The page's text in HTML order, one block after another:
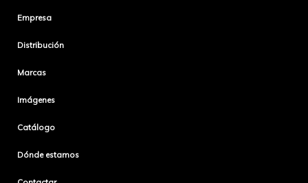
Empresa
Distribución
Marcas
Imágenes
Catálogo
Dónde estamos